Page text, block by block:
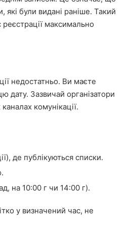
були видані раніше. Такий
максимально
недостатньо. Ви маєте
Зазвичай організатори
комунікації.
де публікуються списки.
на 10:00 г чи 14:00 г).
у визначений час, не